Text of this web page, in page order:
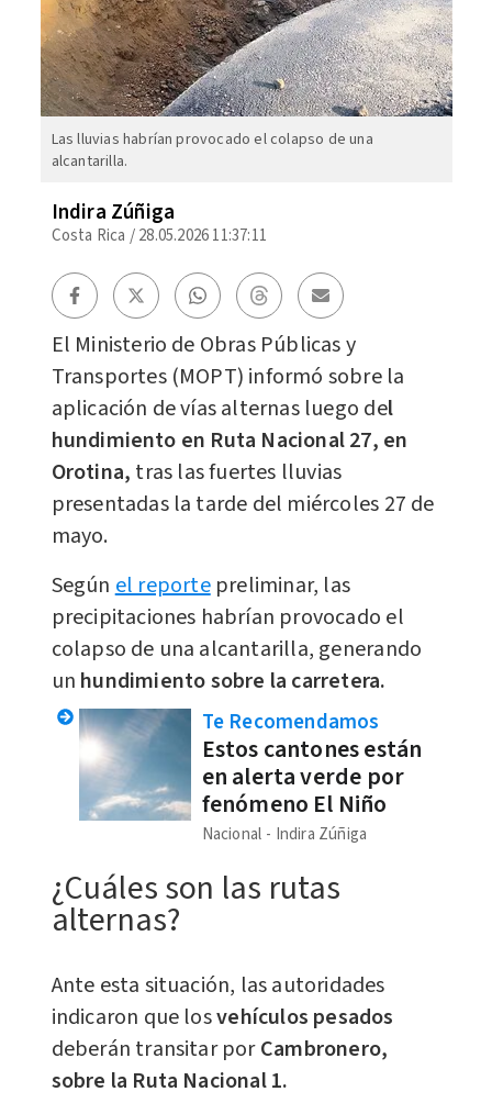
Las lluvias habrían provocado el colapso de una
alcantarilla.
Indira Zúñiga
Costa Rica /28.05.2026 11:37:11
El Ministerio de Obras Públicas y
Transportes (MOPT) informó sobre la
aplicación de vías alternas luego del
hundimiento en Ruta Nacional 27, en
Orotina, tras las fuertes lluvias
presentadas la tarde del miércoles 27 de
mayo.
Según el reportepreliminar, las
precipitaciones habrían provocado el
colapso de una alcantarilla, generando
un hundimiento sobre la carretera.
Te Recomendamos
Estos cantones están
en alerta verde por
fenómeno El Niño
Nacional Indira Zúñiga
¿Cuáles son las rutas
alternas?
Ante esta situación, las autoridades
indicaron que losvehículos pesados
deberán transitar porCambronero,
sobre la Ruta Nacional 1.